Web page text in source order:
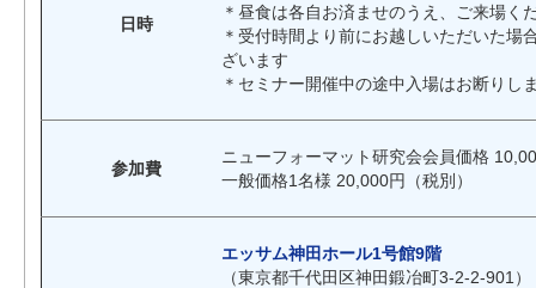
日時
＊昼食は各自お済ませのうえ、ご来場く
＊受付時間より前にお越しいただいた場
ざいます
＊セミナー開催中の途中入場はお断りし
参加費
ニューフォーマット研究会会員価格
一般価格1名様 20,000円（税別）
エッサム神田ホール1号館9階
（東京都千代田区神田鍛冶町3-2-2-901）